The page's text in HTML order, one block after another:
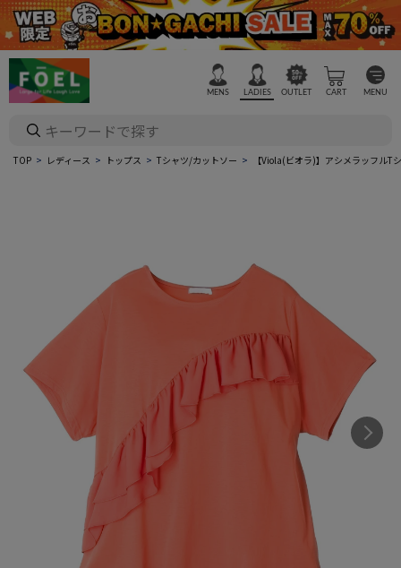
MENS LADIES OUTLET CART MENU
TOP レディース トップス Tシャツ/カットソー 【Viola(ビオラ)】アシメラッフルT